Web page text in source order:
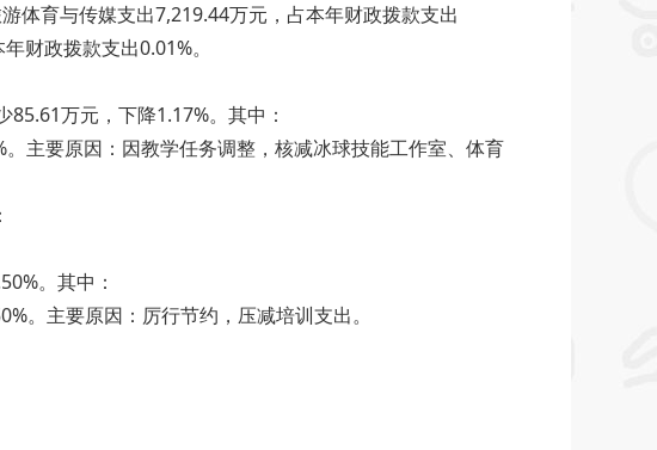
体育与传媒支出7,219.44万元，占本年财政拨款支出
政拨款支出0.01%。
万元，下降1.17%。其中：
要原因：因教学任务调整，核减冰球技能工作室、体育
。其中：
主要原因：厉行节约，压减培训支出。